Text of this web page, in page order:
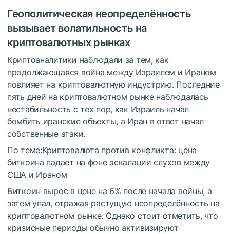
Геополитическая неопределённость
вызывает волатильность на
криптовалютных рынках
Криптоаналитики наблюдали за тем, как
продолжающаяся война между Израилем и Ираном
повлияет на криптовалютную индустрию. Последние
пять дней на криптовалютном рынке наблюдалась
нестабильность с тех пор, как Израиль начал
бомбить иранские объекты, а Иран в ответ начал
собственные атаки.
По теме:Криптовалюта против конфликта: цена
биткоина падает на фоне эскалации слухов между
США и Ираном
Биткоин вырос в цене на 6% после начала войны, а
затем упал, отражая растущую неопределённость на
криптовалютном рынке. Однако стоит отметить, что
кризисные периоды обычно активизируют